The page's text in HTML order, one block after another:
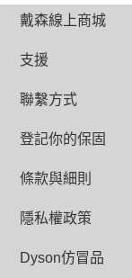
戴森線上商城
支援
聯繫方式
登記你的保固
條款與細則
隱私權政策
Dyson仿冒品